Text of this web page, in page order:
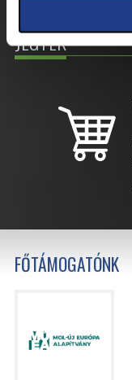
JEGYEK
FŐTÁMOGATÓNK